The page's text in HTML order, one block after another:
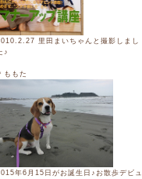
里田まいちゃんと撮影しまし
♪
ももた
年6月15日がお誕生日♪お散歩デビュ